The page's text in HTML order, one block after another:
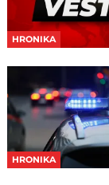
HRONIKA
HRONIKA